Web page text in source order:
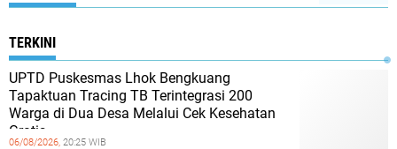
TERKINI
UPTD Puskesmas Lhok Bengkuang
Tapaktuan ‎Tracing TB Terintegrasi 200
Warga di Dua Desa Melalui Cek Kesehatan
Gratis
06/08/2026, 20:25 WIB